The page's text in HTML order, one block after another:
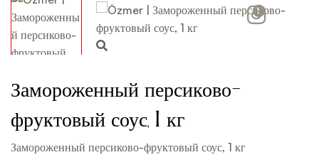
Замороженный персиково-
фруктовый соус, 1 кг
Замороженный персиково-фруктовый соус, 1 кг